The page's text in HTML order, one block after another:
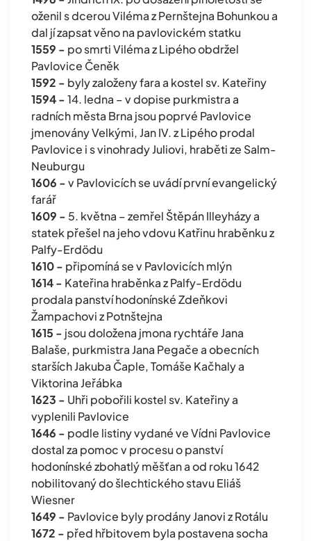
oženil s dcerou Viléma z Pernštejna Bohunkou a
dal jí zapsat věno na pavlovickém statku
1559 - po smrti Viléma z Lipého obdržel
Pavlovice Čeněk
1592 - byly založeny fara a kostel sv. Kateřiny
1594 -14. ledna – v dopise purkmistra a
radních města Brna jsou poprvé Pavlovice
jmenovány Velkými, Jan IV. z Lipého prodal
Pavlovice i s vinohrady Juliovi, hraběti ze Salm-
Neuburgu
1606 -v Pavlovicích se uvádí první evangelický
farář
1609 - 5. května – zemřel Štěpán Illeyházy a
statek přešel na jeho vdovu Katřinu hraběnku z
Palfy-Erdödu
1610 - připomíná se v Pavlovicích mlýn
1614 - Kateřina hraběnka z Palfy-Erdödu
prodala panství hodonínské Zdeňkovi
Žampachovi z Potnštejna
1615 - jsou doložena jmona rychtáře Jana
Balaše, purkmistra Jana Pegače a obecních
starších Jakuba Čaple, Tomáše Kačhaly a
Viktorina Jeřábka
1623 - Uhři pobořili kostel sv. Kateřiny a
vyplenili Pavlovice
1646 - podle listiny vydané ve Vídni Pavlovice
dostal za pomoc v procesu o panství
hodonínské zbohatlý měšťan a od roku 1642
nobilitovaný do šlechtického stavu Eliáš
Wiesner
1649 - Pavlovice byly prodány Janovi z Rotálu
1672 - před hřbitovem byla postavena socha